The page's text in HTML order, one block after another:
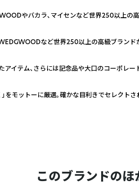
やバカラ、マイセンなど世界250以上の
など世界250以上の高級ブランド
イテム、さらには記念品や大口のコーポレ
をモットーに厳選。確かな目利きでセレクト
このブランドのほ